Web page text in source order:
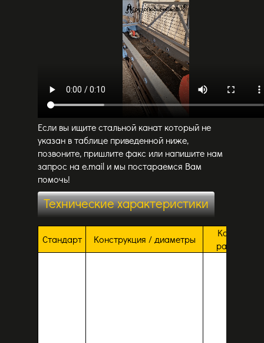
Если вы ищите стальной канат который не
указан в таблице приведенной ниже,
позвоните, пришлите факс или напишите нам
запрос на e.mail и мы постараемся Вам
помочь!
Технические характеристики
Стандарт Конструкция / диаметры
Канат в
разрезе